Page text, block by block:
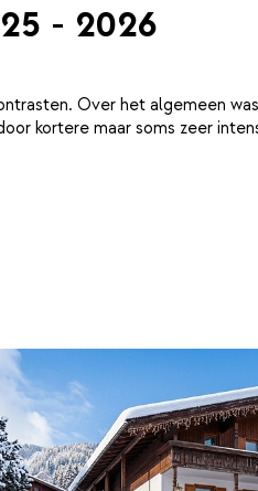
- 2026
Over het algemeen
kortere maar soms zeer